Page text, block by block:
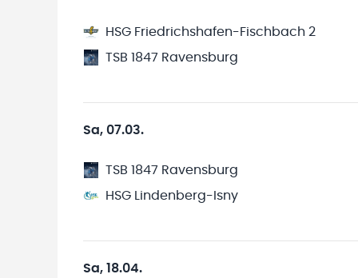
HSG Friedrichshafen-Fischbach 2
TSB 1847 Ravensburg
Sa, 07.03.
TSB 1847 Ravensburg
HSG Lindenberg-Isny
Sa, 18.04.